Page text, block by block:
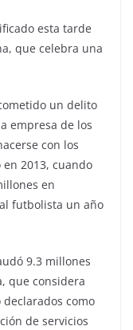
esta tarde
que celebra una
un delito
empresa de los
con los
2013, cuando
en
futbolista un año
9.3 millones
que considera
como
de servicios